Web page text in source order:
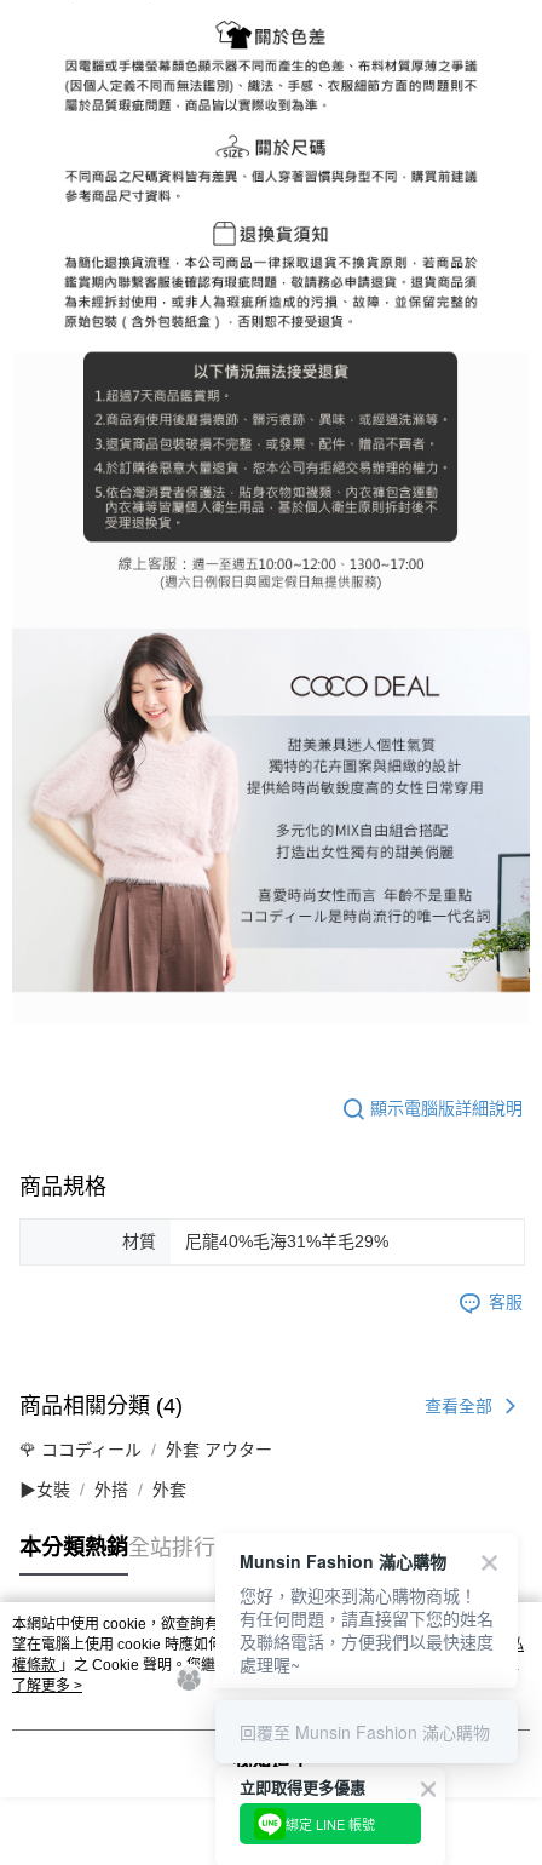
顯示電腦版詳細說明
商品規格
材質 尼龍40%毛海31%羊毛29%
客服
商品相關分類 (4) 查看全部
🌹 ココディール 外套 アウター
▶女裝 外搭 外套
本分類熱銷全站排行
熱門標籤
本網站中使用 cookie，欲查詢有關本網站使用 cookie 方式之詳情，及若您不希
望在電腦上使用 cookie 時應如何變更電腦的 cookie 設定，請參閱本網站「
隱私
權條款 」之 Cookie 聲明。您繼續使用本網站即表示您同意本公司得按本網站使
用條款之 Cookie 聲明使用 cookie。
了解更多 >
我知道了
立即取得更多優惠
綁定 LINE 帳號
Munsin Fashion 滿心購物
您好，歡迎來到滿心購物商城！
有任何問題，請直接留下您的姓名
及聯絡電話，方便我們以最快速度
處理喔~
回覆至 Munsin Fashion 滿心購物